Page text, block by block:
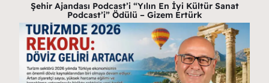
Şehir Ajandası Podcast’i “Yılın En İyi Kültür Sanat
Podcast’i” Ödülü – Gizem Ertürk